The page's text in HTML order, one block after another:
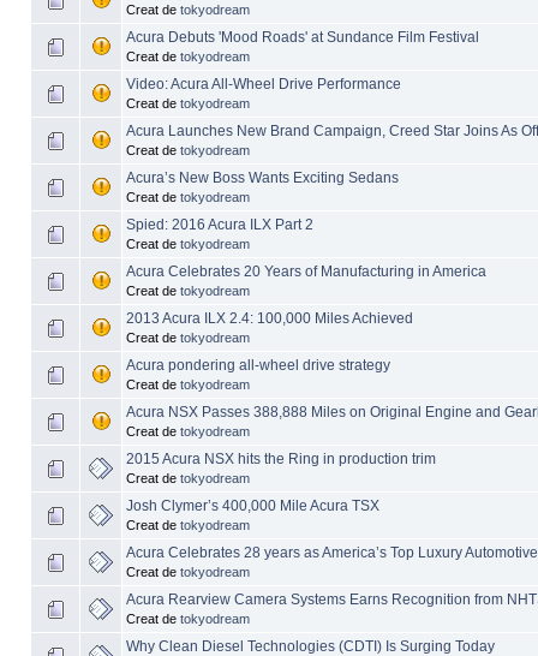
Creat de tokyodream
Acura Debuts 'Mood Roads' at Sundance Film Festival
Creat de tokyodream
Video: Acura All-Wheel Drive Performance
Creat de tokyodream
Acura Launches New Brand Campaign, Creed Star Joins As
Creat de tokyodream
Acura’s New Boss Wants Exciting Sedans
Creat de tokyodream
Spied: 2016 Acura ILX Part 2
Creat de tokyodream
Acura Celebrates 20 Years of Manufacturing in America
Creat de tokyodream
2013 Acura ILX 2.4: 100,000 Miles Achieved
Creat de tokyodream
Acura pondering all-wheel drive strategy
Creat de tokyodream
Acura NSX Passes 388,888 Miles on Original Engine and
Creat de tokyodream
2015 Acura NSX hits the Ring in production trim
Creat de tokyodream
Josh Clymer’s 400,000 Mile Acura TSX
Creat de tokyodream
Acura Celebrates 28 years as America’s Top Luxury
Creat de tokyodream
Acura Rearview Camera Systems Earns Recognition from
Creat de tokyodream
Why Clean Diesel Technologies (CDTI) Is Surging Today